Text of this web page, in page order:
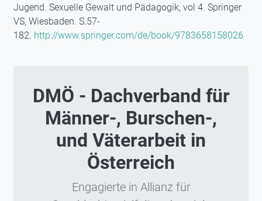
Jugend. Sexuelle Gewalt und Pädagogik, vol 4. Springer
VS, Wiesbaden. S.57-
182. http://www.springer.com/de/book/9783658158026
DMÖ - Dachverband für
Männer-, Burschen-,
und Väterarbeit in
Österreich
Engagierte in Allianz für